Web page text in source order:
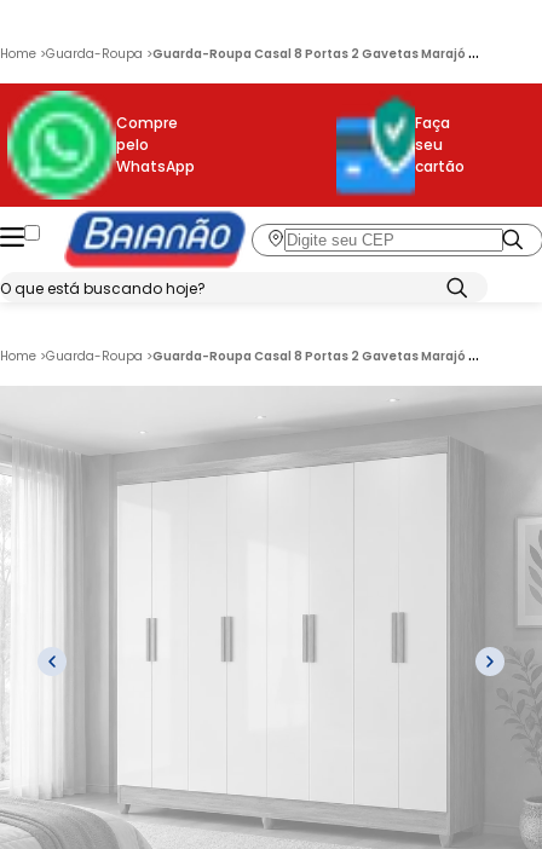
Home >Guarda-Roupa > G
uarda-Roupa Casal 8 Portas 2 Gavetas Marajó Moval
Compre
pelo
WhatsApp
Faça
seu
cartão
Home >Guarda-Roupa > G
uarda-Roupa Casal 8 Portas 2 Gavetas Marajó Moval